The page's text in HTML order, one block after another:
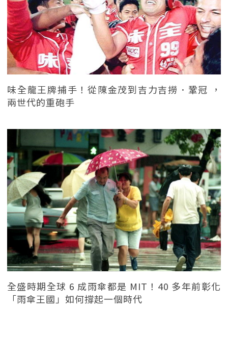
味全龍王牌捕手！從陳金茂到吉力吉撈．鞏冠 ，
兩世代的重砲手
全盛時期全球 6 成雨傘都是 MIT！40 多年前彰化
「雨傘王國」如何撐起一個時代